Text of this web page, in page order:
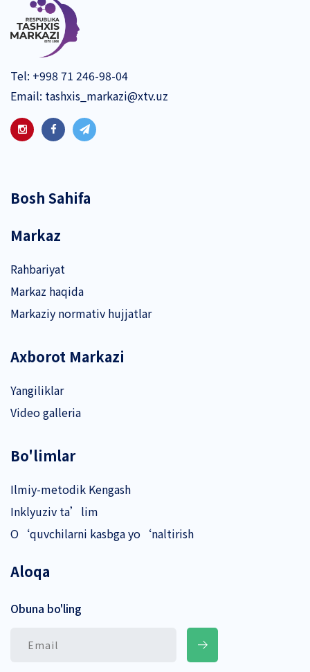
Tel: +998 71 246-98-04
Email: tashxis_markazi@xtv.uz
Bosh Sahifa
Markaz
Rahbariyat
Markaz haqida
Markaziy normativ hujjatlar
Axborot Markazi
Yangiliklar
Video galleria
Bo'limlar
Ilmiy-metodik Kengash
Inklyuziv ta’lim
O‘quvchilarni kasbga yo‘naltirish
Aloqa
Obuna bo'ling